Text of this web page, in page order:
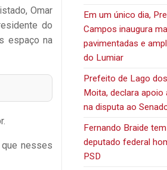
Omar
do
espaço na
nesses
Em um único dia,
Campos inaugura
pavimentadas e
do Lumiar
Prefeito de Lago
Moita, declara apoio
na disputa ao
Fernando Braide
deputado federal
PSD